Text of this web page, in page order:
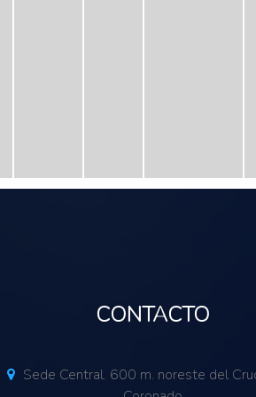
CONTACTO
Sede Central. 600 m. noreste del